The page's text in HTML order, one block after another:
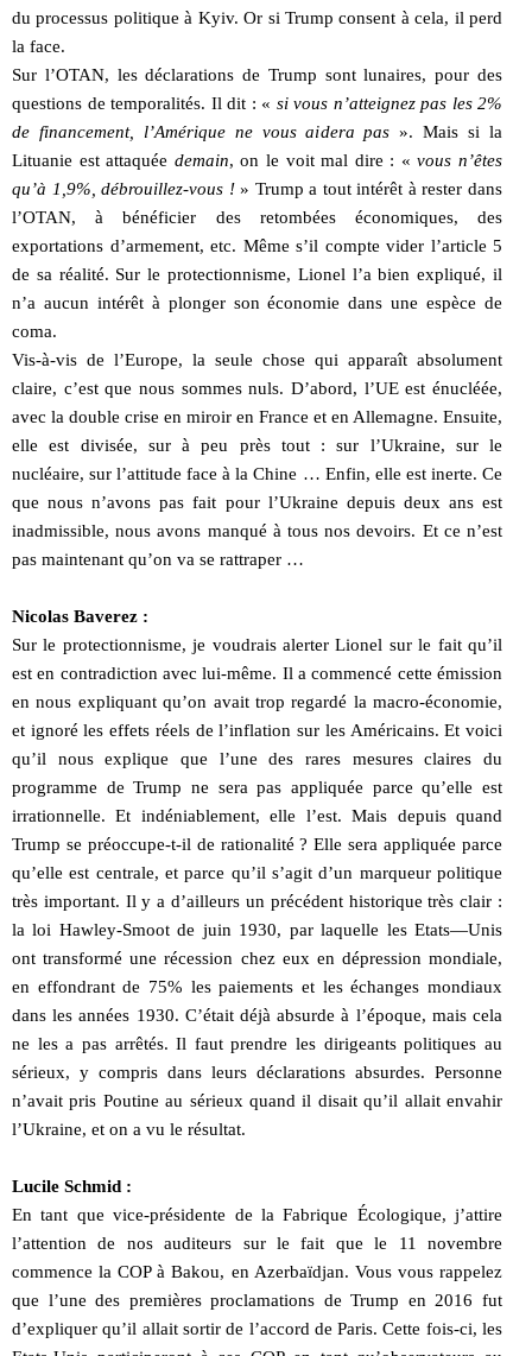
du processus politique à Kyiv. Or si Trump consent à cela, il perd
la face.
Sur l’OTAN, les déclarations de Trump sont lunaires, pour des
questions de temporalités. Il dit : « si vous n’atteignez pas les 2%
de financement, l’Amérique ne vous aidera pas ». Mais si la
Lituanie est attaquée demain, on le voit mal dire : «vous n’êtes
qu’à 1,9%, débrouillez-vous !» Trump a tout intérêt à rester dans
l’OTAN, à bénéficier des retombées économiques, des
exportations d’armement, etc. Même s’il compte vider l’article 5
de sa réalité. Sur le protectionnisme, Lionel l’a bien expliqué, il
n’a aucun intérêt à plonger son économie dans une espèce de
coma.
Vis-à-vis de l’Europe, la seule chose qui apparaît absolument
claire, c’est que nous sommes nuls. D’abord, l’UE est énucléée,
avec la double crise en miroir en France et en Allemagne. Ensuite,
elle est divisée, sur à peu près tout : sur l’Ukraine, sur le
nucléaire, sur l’attitude face à la Chine … Enfin, elle est inerte. Ce
que nous n’avons pas fait pour l’Ukraine depuis deux ans est
inadmissible, nous avons manqué à tous nos devoirs. Et ce n’est
pas maintenant qu’on va se rattraper …
Nicolas Baverez :
Sur le protectionnisme, je voudrais alerter Lionel sur le fait qu’il
est en contradiction avec lui-même. Il a commencé cette émission
en nous expliquant qu’on avait trop regardé la macro-économie,
et ignoré les effets réels de l’inflation sur les Américains. Et voici
qu’il nous explique que l’une des rares mesures claires du
programme de Trump ne sera pas appliquée parce qu’elle est
irrationnelle. Et indéniablement, elle l’est. Mais depuis quand
Trump se préoccupe-t-il de rationalité ? Elle sera appliquée parce
qu’elle est centrale, et parce qu’il s’agit d’un marqueur politique
très important. Il y a d’ailleurs un précédent historique très clair :
la loi Hawley-Smoot de juin 1930, par laquelle les Etats—Unis
ont transformé une récession chez eux en dépression mondiale,
en effondrant de 75% les paiements et les échanges mondiaux
dans les années 1930. C’était déjà absurde à l’époque, mais cela
ne les a pas arrêtés. Il faut prendre les dirigeants politiques au
sérieux, y compris dans leurs déclarations absurdes. Personne
n’avait pris Poutine au sérieux quand il disait qu’il allait envahir
l’Ukraine, et on a vu le résultat.
Lucile Schmid :
En tant que vice-présidente de la Fabrique Écologique, j’attire
l’attention de nos auditeurs sur le fait que le 11 novembre
commence la COP à Bakou, en Azerbaïdjan. Vous vous rappelez
que l’une des premières proclamations de Trump en 2016 fut
d’expliquer qu’il allait sortir de l’accord de Paris. Cette fois-ci, les